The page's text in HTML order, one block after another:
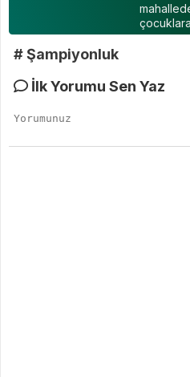
# Şampiyonluk
İlk Yorumu Sen Yaz